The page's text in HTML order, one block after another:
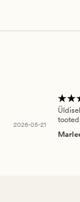
2026-05-21